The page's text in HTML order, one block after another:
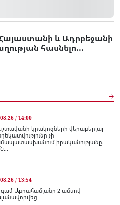
և Ադրբեջանի
հասնելո...
/ 14:00
կրակոցների վերաբերյալ
չի
իրականությանը.
/ 13:54
Աբրահամյանը 2 ամսով